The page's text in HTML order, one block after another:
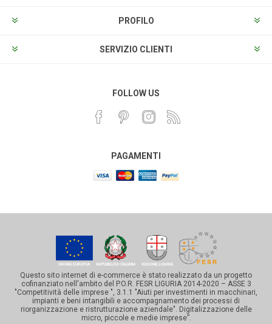
PROFILO
SERVIZIO CLIENTI
FOLLOW US
PAGAMENTI
Questo sito internet di e-commerce è stato realizzato da un progetto
cofinanziato nell'ambito del P.O.R. FESR LIGURIA 2014-2020 – ASSE 3
"Competitività delle imprese ", 3.1.1 "Aiuti per investimenti in macchinari,
impianti e beni intangibili e accompagnamento dei processi di
riorganizzazione e ristrutturazione aziendale". Digitalizzazione delle
micro, piccole e medie imprese”.